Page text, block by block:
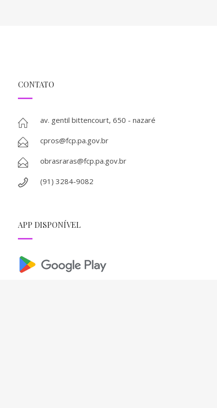
CONTATO
av. gentil bittencourt, 650 - nazaré
cpros@fcp.pa.gov.br
obrasraras@fcp.pa.gov.br
(91) 3284-9082
APP DISPONÍVEL